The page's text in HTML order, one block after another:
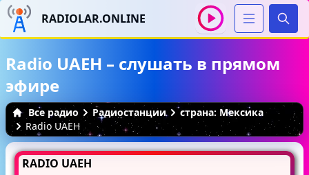
RADIOLAR.ONLINE
Radio UAEH – слушать в прямом
эфире
Все радио Радиостанции
страна: Мексика
Radio UAEH
RADIO UAEH